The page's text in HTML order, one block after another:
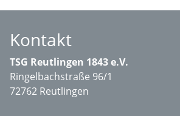
Kontakt
TSG Reutlingen 1843 e.V.
Ringelbachstraße 96/1
72762 Reutlingen